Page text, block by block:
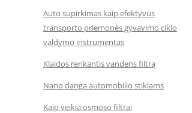
Auto supirkimas kaip efektyvus
transporto priemonės gyvavimo ciklo
valdymo instrumentas
Klaidos renkantis vandens filtrą
Nano danga automobilio stiklams
Kaip veikia osmoso filtrai